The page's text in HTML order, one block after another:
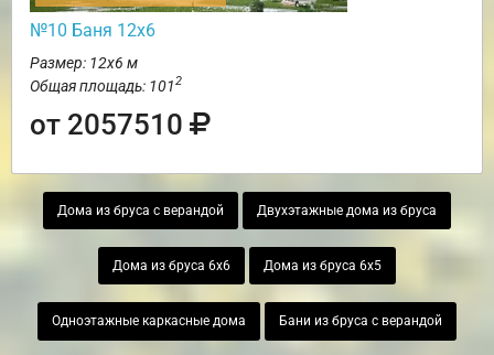
№10 Баня 12х6
Размер: 12х6 м
Общая площадь: 1012
от 2057510
Дома из бруса с верандой Двухэтажные дома из бруса
Дома из бруса 6х6 Дома из бруса 6х5
Одноэтажные каркасные дома Бани из бруса с верандой